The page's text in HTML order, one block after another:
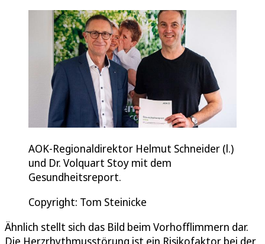
AOK-Regionaldirektor Helmut Schneider (l.)
und Dr. Volquart Stoy mit dem
Gesundheitsreport.
Copyright: Tom Steinicke
Ähnlich stellt sich das Bild beim Vorhofflimmern dar.
Die Herzrhythmusstörung ist ein Risikofaktor bei der